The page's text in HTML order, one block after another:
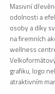
Masivní
odolnosti a
osoby a díky
na firemních
wellness
grafiku, logo
atraktivním